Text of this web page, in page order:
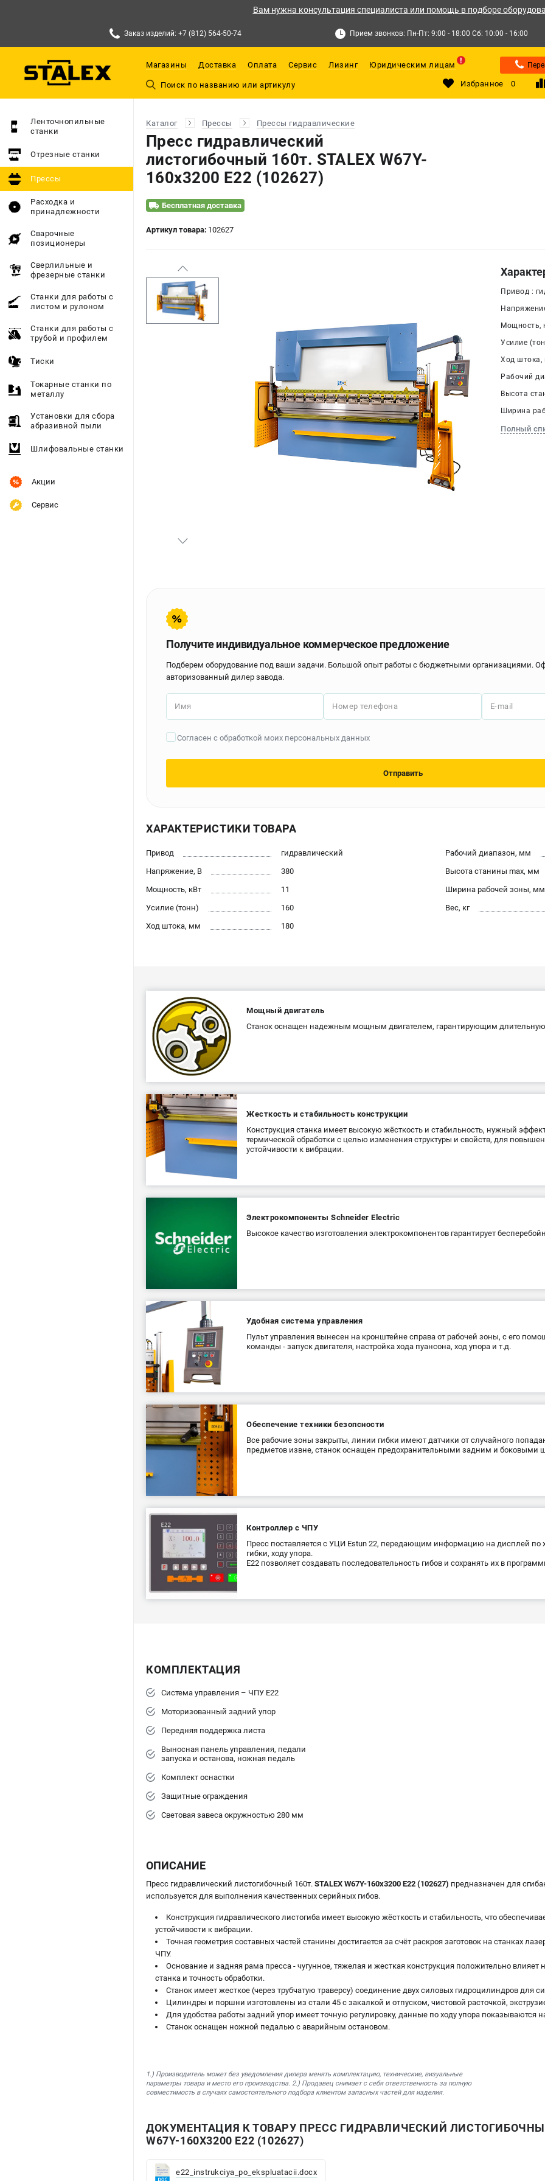
Вам нужна консультация специалиста или помощь в подборе
Заказ изделий: +7 (812) 564-50-74 Прием звонков: Пн-Пт: 9:00 - 18:00 Сб: 10:00 - 16:00
Магазины Доставка Оплата Сервис Лизинг Юридическим лицам
Избранное 0
Ленточнопильные
станки
Отрезные станки
Прессы
Расходка и
принадлежности
Сварочные
позиционеры
Сверлильные и
фрезерные станки
Станки для работы с
листом и рулоном
Станки для работы с
трубой и профилем
Тиски
Токарные станки по
металлу
Установки для сбора
абразивной пыли
Шлифовальные станки
Акции
Сервис
Каталог Прессы Прессы гидравлические
Пресс гидравлический
листогибочный 160т. STALEX W67Y-
160x3200 Е22 (102627)
Бесплатная доставка
Артикул товара: 102627
Привод :
Мощность,
Усилие
Ход штока,
Рабочий
Высота
Ширина
Полный
Получите индивидуальное коммерческое предложение
Подберем оборудование под ваши задачи. Большой опыт работы с бюджетными организациями.
авторизованный дилер завода.
Имя Номер телефона E-mail
Согласен с обработкой моих персональных данных
Отправить
ХАРАКТЕРИСТИКИ ТОВАРА
Привод
гидравлический
Напряжение, В
380
Мощность, кВт
11
Усилие (тонн)
160
Ход штока, мм
180
Рабочий диапазон, мм
Высота станины max, мм
Ширина рабочей зоны, мм
Вес, кг
Мощный двигатель
Станок оснащен надежным мощным двигателем, гарантирующим длительную
Жесткость и стабильность конструкции
Конструкция станка имеет высокую жёсткость и стабильность, нужный эффект
термической обработки с целью изменения структуры и свойств, для
устойчивости к вибрации.
Электрокомпоненты Schneider Electric
Высокое качество изготовления электрокомпонентов гарантирует
Удобная система управления
Пульт управления вынесен на кронштейне справа от рабочей зоны, с его
команды - запуск двигателя, настройка хода пуансона, ход упора и т.д.
Обеспечение техники безопсности
Все рабочие зоны закрыты, линии гибки имеют датчики от случайного
предметов извне, станок оснащен предохранительными задним и боковыми
Контроллер с ЧПУ
Пресс поставляется с УЦИ Estun 22, передающим информацию на дисплей по
гибки, ходу упора.
Е22 позволяет создавать последовательность гибов и сохранять их в
КОМПЛЕКТАЦИЯ
Система управления – ЧПУ E22
Моторизованный задний упор
Передняя поддержка листа
Выносная панель управления, педали
запуска и останова, ножная педаль
Комплект оснастки
Защитные ограждения
Световая завеса окружностью 280 мм
ОПИСАНИЕ
Пресс гидравлический листогибочный 160т. STALEX W67Y-160x3200 Е22 (102627) предназначен для
используется для выполнения качественных серийных гибов.
Конструкция гидравлического листогиба имеет высокую жёсткость и стабильность, что
устойчивости к вибрации.
Точная геометрия составных частей станины достигается за счёт раскроя заготовок на станках
ЧПУ.
Основание и задняя рама пресса - чугунное, тяжелая и жесткая конструкция положительно влияет
станка и точность обработки.
Станок имеет жесткое (через трубчатую траверсу) соединение двух силовых гидроцилиндров для
Цилиндры и поршни изготовлены из стали 45 с закалкой и отпуском, чистовой расточкой,
Для удобства работы задний упор имеет точную регулировку, данные по ходу упора показываются
Станок оснащен ножной педалью с аварийным остановом.
1.) Производитель может без уведомления дилера менять комплектацию, технические, визуальные
параметры товара и место его производства. 2.) Продавец снимает с себя ответственность за полную
совместимость в случаях самостоятельного подбора клиентом запасных частей для изделия.
ДОКУМЕНТАЦИЯ К ТОВАРУ ПРЕСС ГИДРАВЛИЧЕСКИЙ ЛИСТОГИБОЧНЫЙ
W67Y-160X3200 Е22 (102627)
e22_instrukciya_po_ekspluatacii.docx